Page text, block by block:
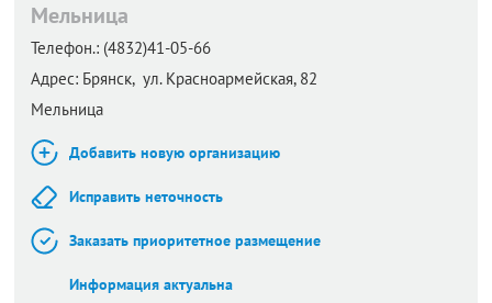
Мельница
Телефон.: (4832)41-05-66
Адрес: Брянск, ул. Красноармейская, 82
Мельница
Добавить новую организацию
Исправить неточность
Заказать приоритетное размещение
Информация актуальна